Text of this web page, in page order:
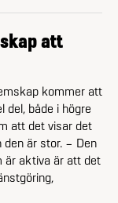
att
kommer att
del, både i högre
att det visar det
är stor. – Den
är aktiva är att det